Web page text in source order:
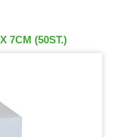
7CM (50ST.)